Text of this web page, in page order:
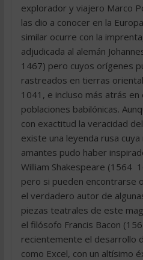
explorador y viajero Marco
las dio a conocer en la
similar ocurre con la
adjudicada al alemán
1467) pero cuyos orígenes
rastreados en tierras
1041, e incluso más atrás
poblaciones babilónicas.
con exactitud la veracidad
existe una leyenda rusa
amantes pudo haber
William Shakespeare (1564 
pero si pueden encontrarse
el verdadero autor de
piezas teatrales de este
el filósofo Francis Bacon
recientemente el desarrollo
como Excel, con un altísimo